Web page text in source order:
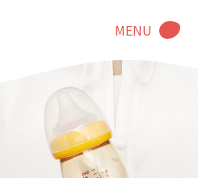
MENU